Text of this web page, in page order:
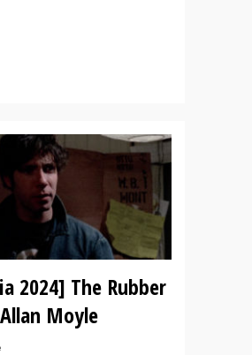
2024] The Rubber
Moyle